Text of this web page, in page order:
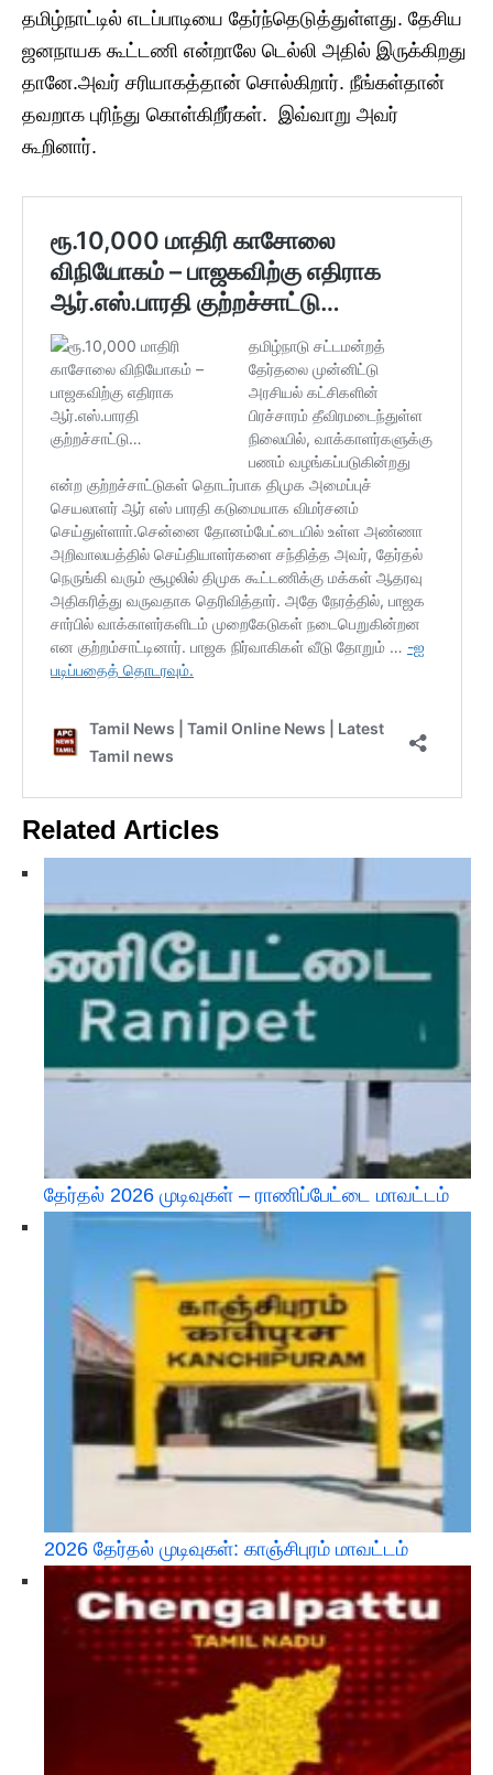
தமிழ்நாட்டில் எடப்பாடியை தேர்ந்தெடுத்துள்ளது. தேசிய
ஜனநாயக கூட்டணி என்றாலே டெல்லி அதில் இருக்கிறது
தானே.அவர் சரியாகத்தான் சொல்கிறார். நீங்கள்தான்
தவறாக புரிந்து கொள்கிறீர்கள். இவ்வாறு அவர்
கூறினார்.
Related Articles
தேர்தல் 2026 முடிவுகள் – ராணிப்பேட்டை மாவட்டம்
2026 தேர்தல் முடிவுகள்: காஞ்சிபுரம் மாவட்டம்